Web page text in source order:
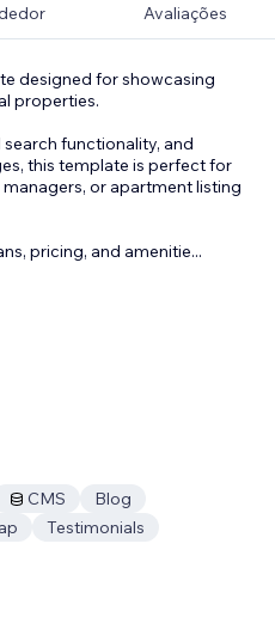
Avaliações
designed for showcasing
properties.
functionality, and
this template is perfect for
or apartment listing
pricing, and amenitie...
CMS
Blog
Testimonials